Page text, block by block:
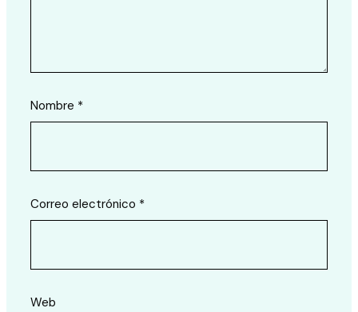
Nombre *
Correo electrónico *
Web